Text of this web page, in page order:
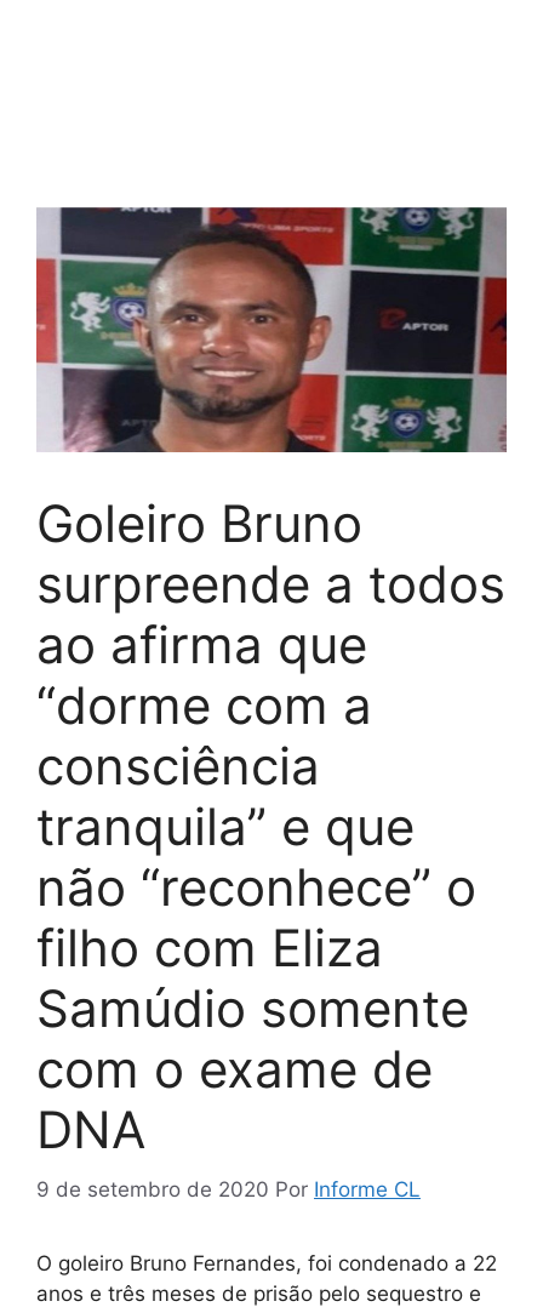
Goleiro Bruno
surpreende a todos
ao afirma que
“dorme com a
consciência
tranquila” e que
não “reconhece” o
filho com Eliza
Samúdio somente
com o exame de
DNA
9 de setembro de 2020 Por Informe CL
O goleiro Bruno Fernandes, foi condenado a 22
anos e três meses de prisão pelo sequestro e